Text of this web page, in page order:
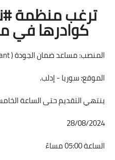
ترغب منظمة
كوادرها في
المنصب: مساعد ضمان الجودة ( Quality Assurance Assistant )
الموقع: سوريا - إدلب.
ينتهي التقديم حتى الساعة
28/08/2024
الساعة 05:00 مساءً